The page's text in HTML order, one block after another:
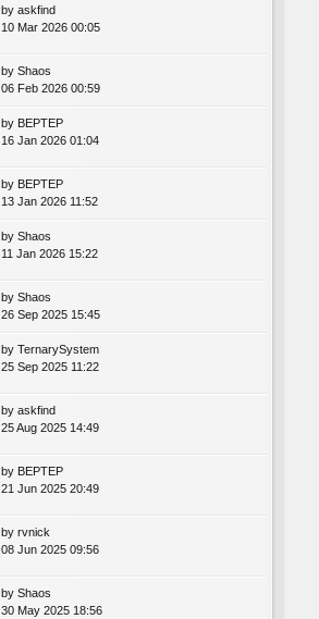
by askfind
10 Mar 2026 00:05
by Shaos
06 Feb 2026 00:59
by BEPTEP
16 Jan 2026 01:04
by BEPTEP
13 Jan 2026 11:52
by Shaos
11 Jan 2026 15:22
by Shaos
26 Sep 2025 15:45
by TernarySystem
25 Sep 2025 11:22
by askfind
25 Aug 2025 14:49
by BEPTEP
21 Jun 2025 20:49
by rvnick
08 Jun 2025 09:56
by Shaos
30 May 2025 18:56